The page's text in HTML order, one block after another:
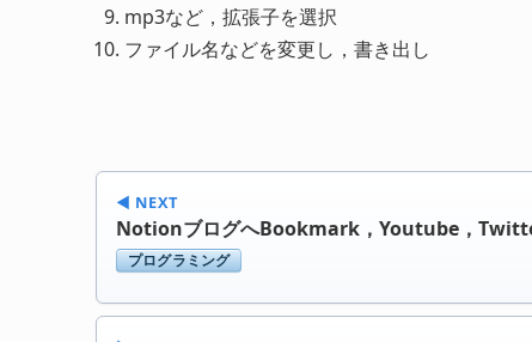
mp3など，拡張子を選択
ファイル名などを変更し，書き出し
◀︎ NEXT
NotionブログへBookmark，Youtube，
プログラミング